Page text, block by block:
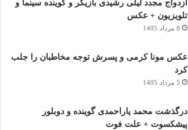
ازدواج مجدد لیلی رشیدی بازیگر و گوینده سینما و
تلویزیون + عکس
8 مرداد 1405
عکس مونا کرمی و پسرش توجه مخاطبان را جلب
کرد
5 مرداد 1405
درگذشت محمد یاراحمدی گوینده و دوبلور
پیشکسوت + علت فوت